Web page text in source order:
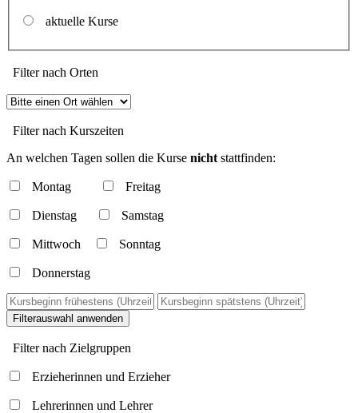
aktuelle Kurse
Filter nach Orten
Filter nach Kurszeiten
An welchen Tagen sollen die Kurse nicht stattfinden:
Montag Freitag
Dienstag Samstag
Mittwoch Sonntag
Donnerstag
Filterauswahl anwenden
Filter nach Zielgruppen
Erzieherinnen und Erzieher
Lehrerinnen und Lehrer